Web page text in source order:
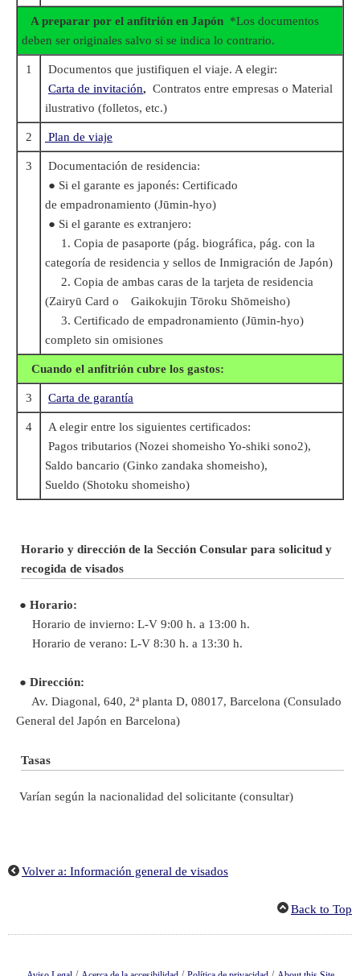
A preparar por el anfitrión en Japón *Los documentos
deben ser originales salvo si se indica lo contrario.
1
Documentos que justifiquen el viaje. A elegir:
Carta de invitación, Contratos entre empresas o Material
ilustrativo (folletos, etc.)
2 Plan de viaje
3
Documentación de residencia:
● Si el garante es japonés: Certificado
de empadronamiento (Jūmin-hyo)
● Si el garante es extranjero:
1. Copia de pasaporte (pág. biográfica, pág. con la
categoría de residencia y sellos de Inmigración de Japón)
2. Copia de ambas caras de la tarjeta de residencia
(Zairyū Card o Gaikokujin Tōroku Shōmeisho)
3. Certificado de empadronamiento (Jūmin-hyo)
completo sin omisiones
Cuando el anfitrión cubre los gastos:
3 Carta de garantía
4
A elegir entre los siguientes certificados:
Pagos tributarios (Nozei shomeisho Yo-shiki sono2),
Saldo bancario (Ginko zandaka shomeisho),
Sueldo (Shotoku shomeisho)
Horario y dirección de la Sección Consular para solicitud y
recogida de visados
● Horario:
Horario de invierno: L-V 9:00 h. a 13:00 h.
Horario de verano: L-V 8:30 h. a 13:30 h.
● Dirección:
Av. Diagonal, 640, 2ª planta D, 08017, Barcelona (Consulado
General del Japón en Barcelona)
Tasas
Varían según la nacionalidad del solicitante (consultar)
Volver a: Información general de visados
Back to Top